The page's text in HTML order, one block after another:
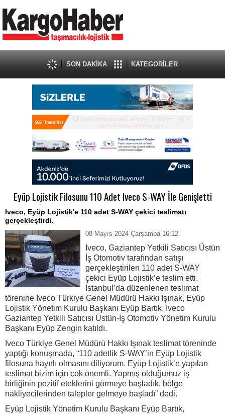
SON DAKİKA KATEGORİLER
Eyüp Lojistik Filosunu 110 Adet Iveco S-WAY İle Genişletti
Iveco, Eyüp Lojistik'e 110 adet S-WAY çekici teslimatı
gerçekleştirdi.
08 Mayıs 2024 Çarşamba 16:12
Iveco, Gaziantep Yetkili Satıcısı Üstün
İş Otomotiv tarafından satışı
gerçekleştirilen 110 adet S-WAY
çekici Eyüp Lojistik’e teslim etti.
İstanbul’da düzenlenen teslimat
törenine Iveco Türkiye Genel Müdürü Hakkı Işınak, Eyüp
Lojistik Yönetim Kurulu Başkanı Eyüp Bartık, Iveco
Gaziantep Yetkili Satıcısı Üstün-İş Otomotiv Yönetim Kurulu
Başkanı Eyüp Zengin katıldı.
Iveco Türkiye Genel Müdürü Hakkı Işınak teslimat töreninde
yaptığı konuşmada, “110 adetlik S-WAY’in Eyüp Lojistik
filosuna hayırlı olmasını diliyorum. Eyüp Lojistik’e yapılan
teslimat bizim için çok önemli. Yapmış olduğumuz iş
birliğinin pozitif eteklerini görmeye başladık, bölge
nakliyecilerinden talepler gelmeye başladı” dedi.
Eyüp Lojistik Yönetim Kurulu Başkanı Eyüp Bartık,